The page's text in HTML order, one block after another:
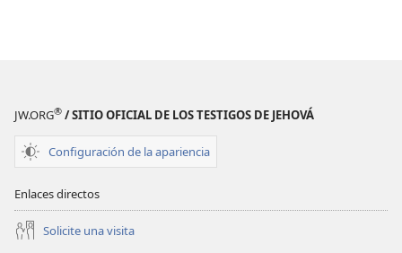
JW.ORG® / SITIO OFICIAL DE LOS TESTIGOS DE JEHOVÁ
Configuración de la apariencia
Enlaces directos
Solicite una visita